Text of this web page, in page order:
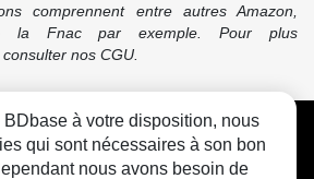
comprennent entre autres Amazon,
la Fnac par exemple. Pour plus
nos CGU.
FAQ Contact Cookies
BDbase à votre disposition, nous
qui sont nécessaires à son bon
nous avons besoin de